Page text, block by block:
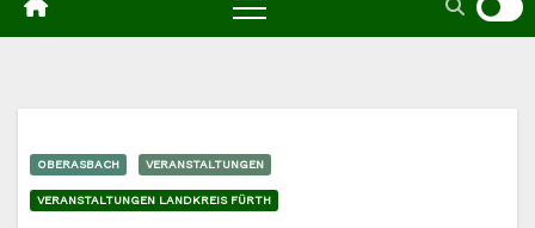
OBERASBACH VERANSTALTUNGEN
VERANSTALTUNGEN LANDKREIS FÜRTH